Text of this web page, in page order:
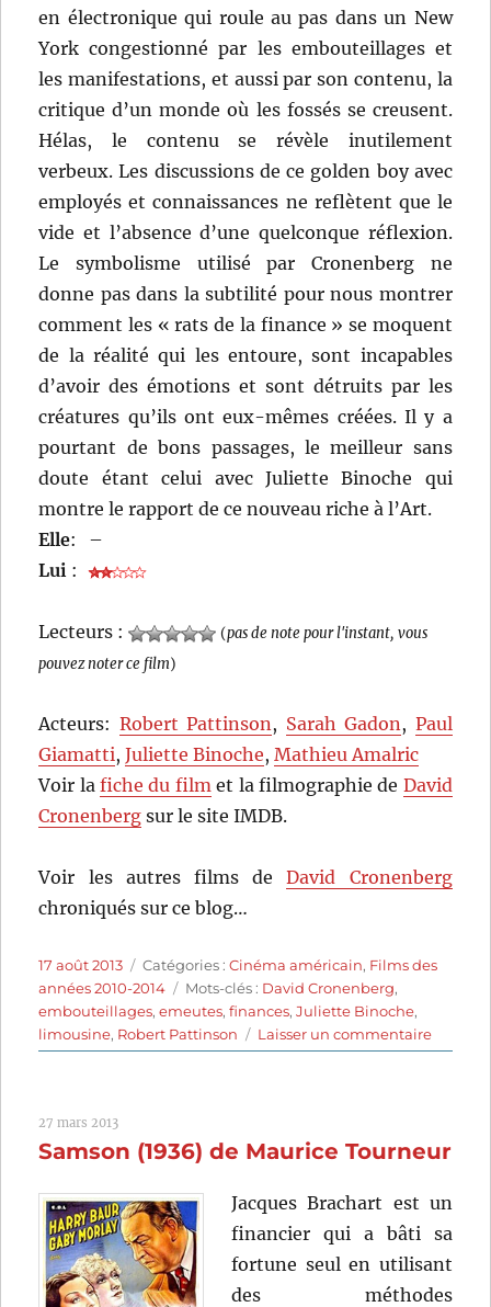
en électronique qui roule au pas dans un New
York congestionné par les embouteillages et
les manifestations, et aussi par son contenu, la
critique d’un monde où les fossés se creusent.
Hélas, le contenu se révèle inutilement
verbeux. Les discussions de ce golden boy avec
employés et connaissances ne reflètent que le
vide et l’absence d’une quelconque réflexion.
Le symbolisme utilisé par Cronenberg ne
donne pas dans la subtilité pour nous montrer
comment les « rats de la finance » se moquent
de la réalité qui les entoure, sont incapables
d’avoir des émotions et sont détruits par les
créatures qu’ils ont eux-mêmes créées. Il y a
pourtant de bons passages, le meilleur sans
doute étant celui avec Juliette Binoche qui
montre le rapport de ce nouveau riche à l’Art.
Elle:
–
Lui :
Lecteurs : (pas de note pour l'instant, vous
pouvez noter ce film)
Acteurs: Robert Pattinson, Sarah Gadon, Paul
Giamatti,Juliette Binoche,Mathieu Amalric
Voir lafiche du filmet la filmographie de David
Cronenberg sur le site IMDB.
Voir les autres films deDavid Cronenberg
chroniqués sur ce blog…
Publié
le
17 août 2013 Catégories
Catégories :Cinéma américain, Films des
années 2010-2014
Étiquettes
Mots-clés : David Cronenberg,
embouteillages,emeutes,finances,Juliette Binoche,
limousine, Robert Pattinson Laisser un commentairesur
27 mars 2013
Samson (1936) de Maurice Tourneur
Jacques Brachart est un
financier qui a bâti sa
fortune seul en utilisant
des méthodes